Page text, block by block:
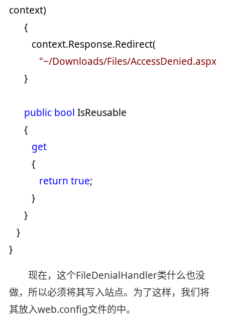
context)
{
context.Response.Redirect(
"~/Downloads/Files/AccessDenied.aspx
}
public bool IsReusable
{
get
{
return true;
}
}
}
}
现在，这个FileDenialHandler类什么也没
做，所以必须将其写入站点。为了这样，我们将
其放入web.config文件的中。